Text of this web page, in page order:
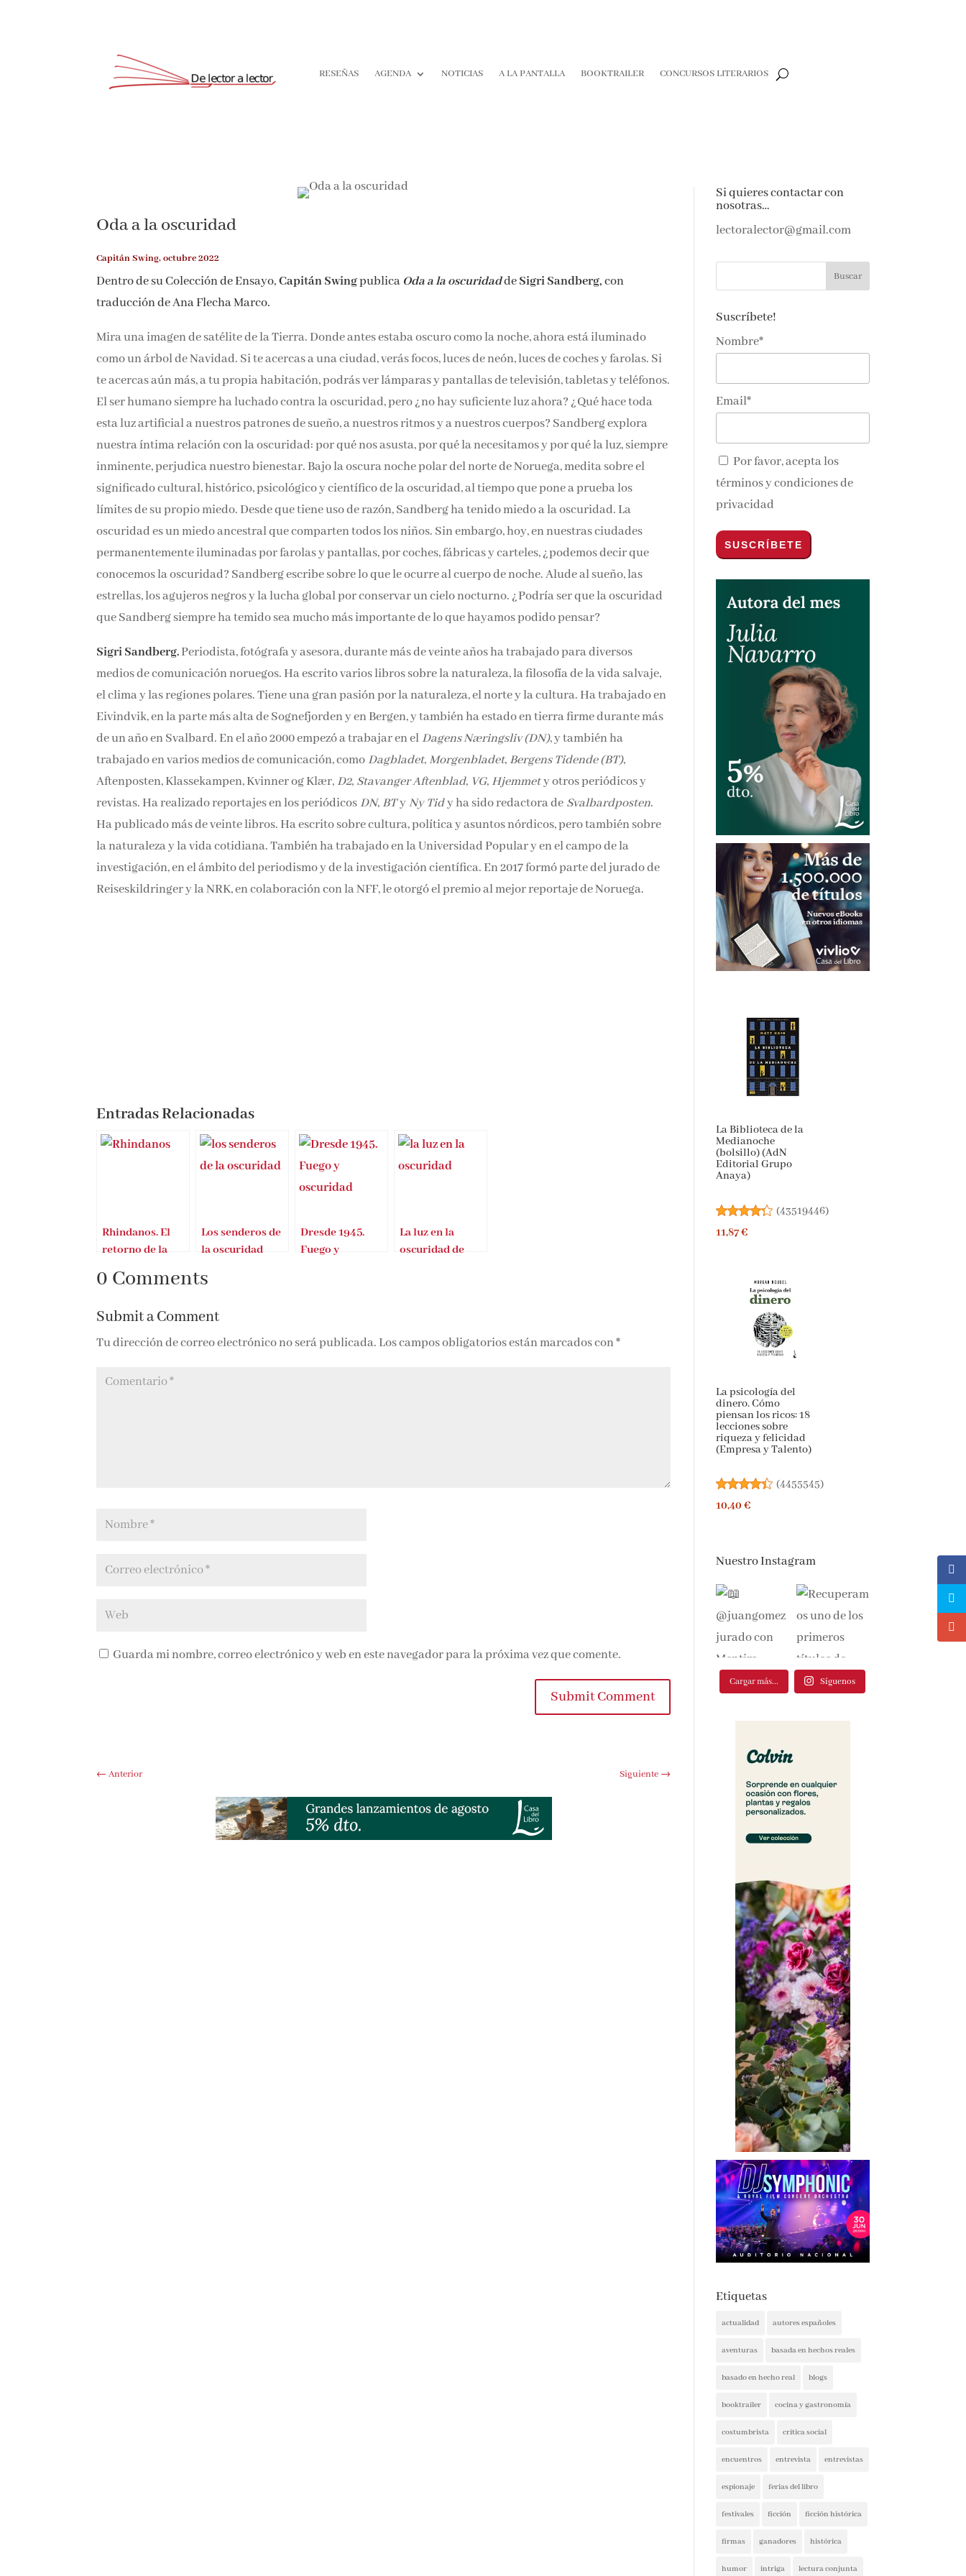
RESEÑAS AGENDA NOTICIAS A LA PANTALLA BOOKTRAILER CONCURSOS LITERARIOS
Oda a la oscuridad
Capitán Swing, octubre 2022
Dentro de su Colección de Ensayo, Capitán SwingpublicaOda a la oscuridaddeSigri Sandberg,con
traducción de Ana Flecha Marco.
Mira una imagen de satélite de la Tierra. Donde antes estaba oscuro como la noche, ahora está iluminado
como un árbol de Navidad. Si te acercas a una ciudad, verás focos, luces de neón, luces de coches y farolas. Si
te acercas aún más, a tu propia habitación, podrás ver lámparas y pantallas de televisión, tabletas y teléfonos.
El ser humano siempre ha luchado contra la oscuridad, pero ¿no hay suficiente luz ahora? ¿Qué hace toda
esta luz artificial a nuestros patrones de sueño, a nuestros ritmos y a nuestros cuerpos? Sandberg explora
nuestra íntima relación con la oscuridad: por qué nos asusta, por qué la necesitamos y por qué la luz, siempre
inminente, perjudica nuestro bienestar. Bajo la oscura noche polar del norte de Noruega, medita sobre el
significado cultural, histórico, psicológico y científico de la oscuridad, al tiempo que pone a prueba los
límites de su propio miedo. Desde que tiene uso de razón, Sandberg ha tenido miedo a la oscuridad. La
oscuridad es un miedo ancestral que comparten todos los niños. Sin embargo, hoy, en nuestras ciudades
permanentemente iluminadas por farolas y pantallas, por coches, fábricas y carteles, ¿podemos decir que
conocemos la oscuridad? Sandberg escribe sobre lo que le ocurre al cuerpo de noche. Alude al sueño, las
estrellas, los agujeros negros y la lucha global por conservar un cielo nocturno. ¿Podría ser que la oscuridad
que Sandberg siempre ha temido sea mucho más importante de lo que hayamos podido pensar?
Sigri Sandberg.Periodista, fotógrafa y asesora, durante más de veinte años ha trabajado para diversos
medios de comunicación noruegos. Ha escrito varios libros sobre la naturaleza, la filosofía de la vida salvaje,
el clima y las regiones polares. Tiene una gran pasión por la naturaleza, el norte y la cultura. Ha trabajado en
Eivindvik, en la parte más alta de Sognefjorden y en Bergen, y también ha estado en tierra firme durante más
de un año en Svalbard. En el año 2000 empezó a trabajar en el Dagens Næringsliv (DN), y también ha
trabajado en varios medios de comunicación, como Dagbladet,Morgenbladet, Bergens Tidende (BT),
Aftenposten, Klassekampen, Kvinner og Klær, D2, Stavanger Aftenblad, VG, Hjemmety otros periódicos y
revistas. Ha realizado reportajes en los periódicos DN, BTyNy Tidy ha sido redactora de Svalbardposten.
Ha publicado más de veinte libros. Ha escrito sobre cultura, política y asuntos nórdicos, pero también sobre
la naturaleza y la vida cotidiana. También ha trabajado en la Universidad Popular y en el campo de la
investigación, en el ámbito del periodismo y de la investigación científica. En 2017 formó parte del jurado de
Reiseskildringer y la NRK, en colaboración con la NFF, le otorgó el premio al mejor reportaje de Noruega.
Entradas Relacionadas
Rhindanos. El
retorno de la
Los senderos de
la oscuridad
Dresde 1945.
Fuego y
La luz en la
oscuridad de
0 Comments
Submit a Comment
Tu dirección de correo electrónico no será publicada. Los campos obligatorios están marcados con*
Guarda mi nombre, correo electrónico y web en este navegador para la próxima vez que comente.
Submit Comment
←Anterior Siguiente→
Si quieres contactar con
nosotras…
lectoralector@gmail.com
Suscríbete!
Nombre*
Email*
Por favor, acepta los
términos y condiciones de
privacidad
La Biblioteca de la
Medianoche
(bolsillo) (AdN
Editorial Grupo
Anaya)
(43519446)
11,87 €
La psicología del
dinero. Cómo
piensan los ricos: 18
lecciones sobre
riqueza y felicidad
(Empresa y Talento)
(4455545)
10,40 €
Nuestro Instagram
Cargar más... Síguenos
Etiquetas
actualidad autores españoles
aventuras basada en hechos reales
basado en hecho real blogs
booktrailer cocina y gastronomía
costumbrista crítica social
encuentros entrevista entrevistas
espionaje ferias del libro
festivales ficción ficción histórica
firmas ganadores histórica
humor intriga lectura conjunta